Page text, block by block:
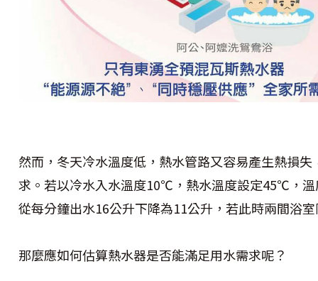
然而，冬天冷水溫度低，熱水管路又容易產生熱損
求。若以冷水入水溫度10℃，熱水溫度設定45℃，
從每分鐘出水16公升下降為11公升，若此時兩間浴
那麼應如何估算熱水器是否能滿足用水需求呢？